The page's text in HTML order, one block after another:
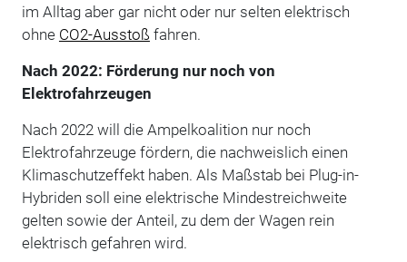
im Alltag aber gar nicht oder nur selten elektrisch
ohne CO2-Ausstoß fahren.
Nach 2022: Förderung nur noch von
Elektrofahrzeugen
Nach 2022 will die Ampelkoalition nur noch
Elektrofahrzeuge fördern, die nachweislich einen
Klimaschutzeffekt haben. Als Maßstab bei Plug-in-
Hybriden soll eine elektrische Mindestreichweite
gelten sowie der Anteil, zu dem der Wagen rein
elektrisch gefahren wird.